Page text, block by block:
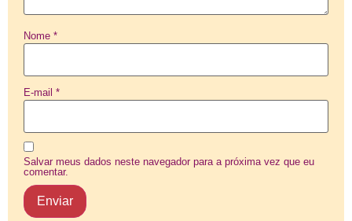
Nome *
E-mail *
Salvar meus dados neste navegador para a próxima vez que eu
comentar.